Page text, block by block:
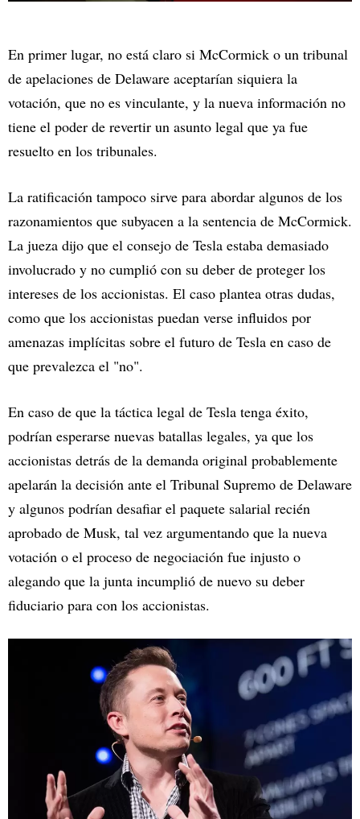
En primer lugar, no está claro si McCormick o un tribunal
de apelaciones de Delaware aceptarían siquiera la
votación, que no es vinculante, y la nueva información no
tiene el poder de revertir un asunto legal que ya fue
resuelto en los tribunales.
La ratificación tampoco sirve para abordar algunos de los
razonamientos que subyacen a la sentencia de McCormick.
La jueza dijo que el consejo de Tesla estaba demasiado
involucrado y no cumplió con su deber de proteger los
intereses de los accionistas. El caso plantea otras dudas,
como que los accionistas puedan verse influidos por
amenazas implícitas sobre el futuro de Tesla en caso de
que prevalezca el "no".
En caso de que la táctica legal de Tesla tenga éxito,
podrían esperarse nuevas batallas legales, ya que los
accionistas detrás de la demanda original probablemente
apelarán la decisión ante el Tribunal Supremo de Delaware
y algunos podrían desafiar el paquete salarial recién
aprobado de Musk, tal vez argumentando que la nueva
votación o el proceso de negociación fue injusto o
alegando que la junta incumplió de nuevo su deber
fiduciario para con los accionistas.